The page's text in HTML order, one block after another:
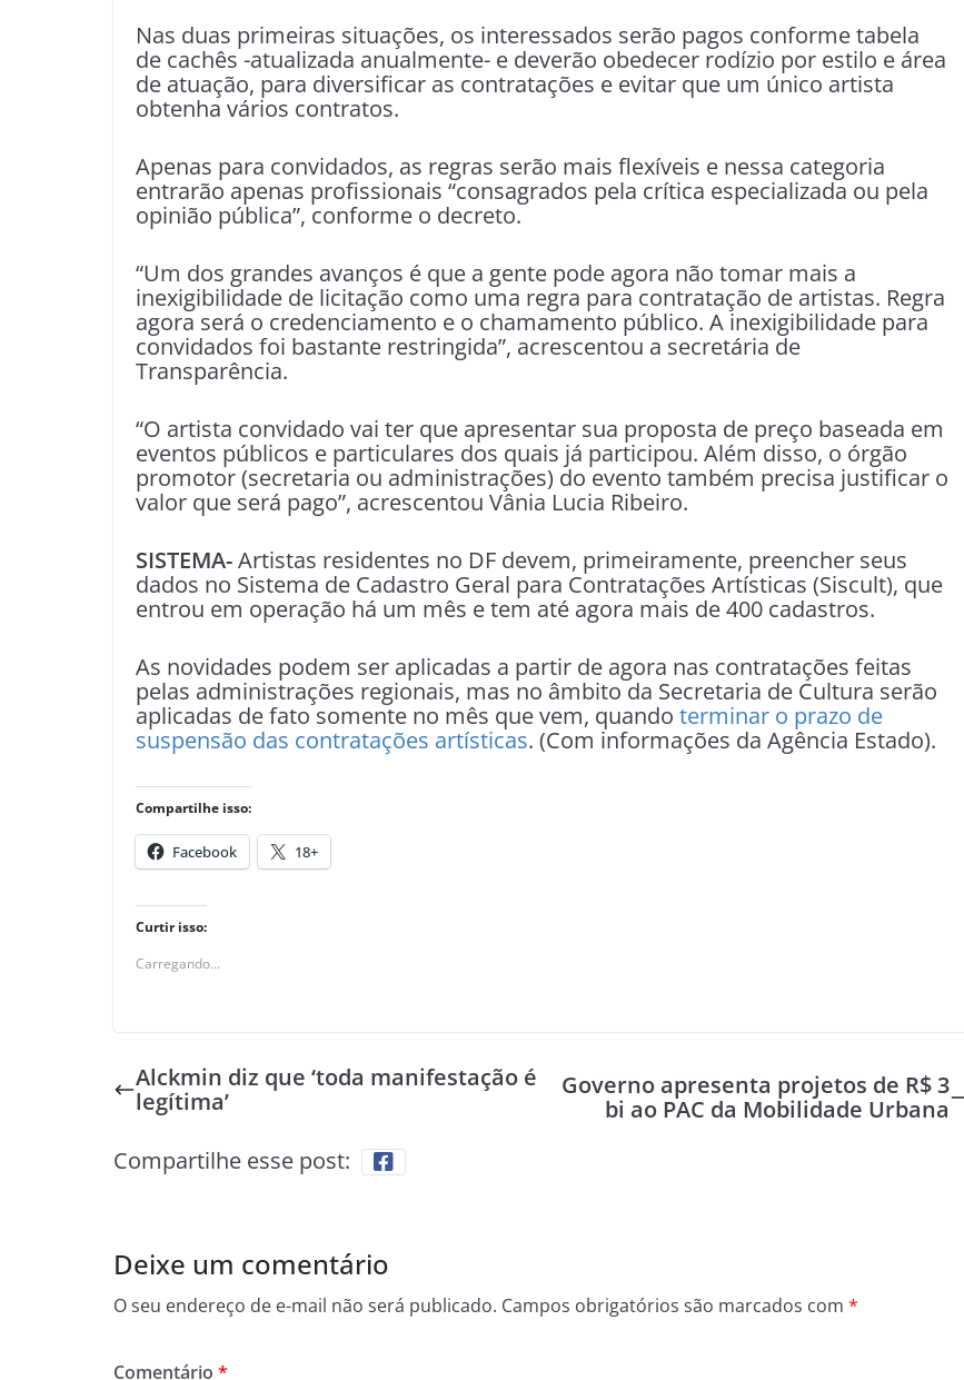
Nas duas primeiras situações, os interessados serão pagos conforme tabela
de cachês -atualizada anualmente- e deverão obedecer rodízio por estilo e área
de atuação, para diversificar as contratações e evitar que um único artista
obtenha vários contratos.
Apenas para convidados, as regras serão mais flexíveis e nessa categoria
entrarão apenas profissionais “consagrados pela crítica especializada ou pela
opinião pública”, conforme o decreto.
“Um dos grandes avanços é que a gente pode agora não tomar mais a
inexigibilidade de licitação como uma regra para contratação de artistas. Regra
agora será o credenciamento e o chamamento público. A inexigibilidade para
convidados foi bastante restringida”, acrescentou a secretária de
Transparência.
“O artista convidado vai ter que apresentar sua proposta de preço baseada em
eventos públicos e particulares dos quais já participou. Além disso, o órgão
promotor (secretaria ou administrações) do evento também precisa justificar o
valor que será pago”, acrescentou Vânia Lucia Ribeiro.
SISTEMA-Artistas residentes no DF devem, primeiramente, preencher seus
dados no Sistema de Cadastro Geral para Contratações Artísticas (Siscult), que
entrou em operação há um mês e tem até agora mais de 400 cadastros.
As novidades podem ser aplicadas a partir de agora nas contratações feitas
pelas administrações regionais, mas no âmbito da Secretaria de Cultura serão
aplicadas de fato somente no mês que vem, quando terminar o prazo de
suspensão das contratações artísticas. (Com informações da Agência Estado).
Compartilhe isso:
Facebook 18+
Curtir isso:
Carregando...
Alckmin diz que ‘toda manifestação é
legítima’
Governo apresenta projetos de R$ 3
bi ao PAC da Mobilidade Urbana
Compartilhe esse post:
Deixe um comentário
O seu endereço de e-mail não será publicado. Campos obrigatórios são marcados com *
Comentário *